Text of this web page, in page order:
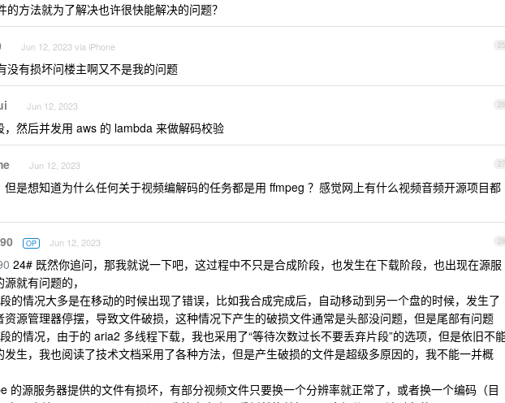
的方法就为了解决也许很快能解决的问题？
25
Jun 12, 2023 via iPhone
没有损坏问楼主啊又不是我的问题
26
Jun 12, 2023
，然后并发用 aws 的 lambda 来做解码校验
27
Jun 12, 2023
但是想知道为什么任何关于视频编解码的任务都是用 ffmpeg ？感觉网上有什么视频音频开源项目都
28
OP Jun 12, 2023
24# 既然你追问，那我就说一下吧，这过程中不只是合成阶段，也发生在下载阶段，也出现在源服
就有问题的，
的情况大多是在移动的时候出现了错误，比如我合成完成后，自动移动到另一个盘的时候，发生了
资源管理器停摆，导致文件破损，这种情况下产生的破损文件通常是头部没问题，但是尾部有问题
的情况，由于的 aria2 多线程下载，我也采用了“等待次数过长不要丢弃片段”的选项，但是依旧不
发生，我也阅读了技术文档采用了各种方法，但是产生破损的文件是超级多原因的，我不能一并概
的源服务器提供的文件有损坏，有部分视频文件只要换一个分辨率就正常了，或者换一个编码（目